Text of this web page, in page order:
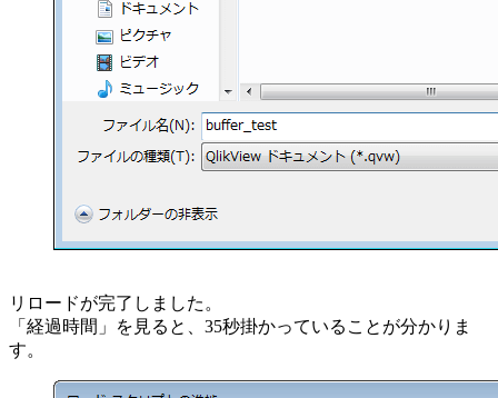
リロードが完了しました。
「経過時間」を見ると、35秒掛かっていることが分かりま
す。